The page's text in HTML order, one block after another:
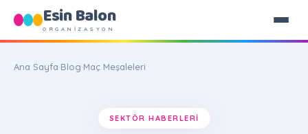
Esin Balon
ORGANİZASYON
Ana Sayfa·Blog·Maç Meşaleleri
SEKTÖR HABERLERI